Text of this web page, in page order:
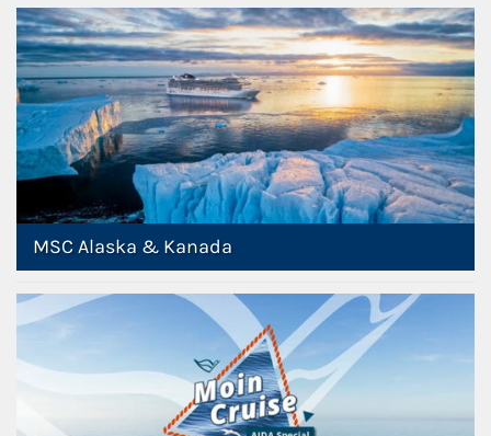
MSC Alaska & Kanada